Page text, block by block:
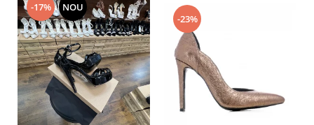
-17% NOU
-23%